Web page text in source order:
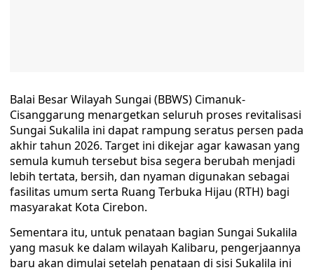
Balai Besar Wilayah Sungai (BBWS) Cimanuk-
Cisanggarung menargetkan seluruh proses revitalisasi
Sungai Sukalila ini dapat rampung seratus persen pada
akhir tahun 2026. Target ini dikejar agar kawasan yang
semula kumuh tersebut bisa segera berubah menjadi
lebih tertata, bersih, dan nyaman digunakan sebagai
fasilitas umum serta Ruang Terbuka Hijau (RTH) bagi
masyarakat Kota Cirebon.
Sementara itu, untuk penataan bagian Sungai Sukalila
yang masuk ke dalam wilayah Kalibaru, pengerjaannya
baru akan dimulai setelah penataan di sisi Sukalila ini